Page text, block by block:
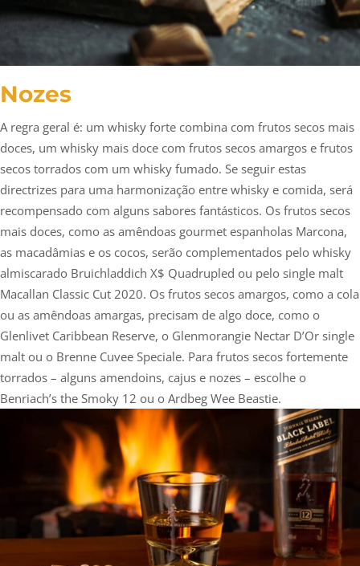
Nozes
A regra geral é: um whisky forte combina com frutos secos mais
doces, um whisky mais doce com frutos secos amargos e frutos
secos torrados com um whisky fumado. Se seguir estas
directrizes para uma harmonização entre whisky e comida, será
recompensado com alguns sabores fantásticos. Os frutos secos
mais doces, como as amêndoas gourmet espanholas Marcona,
as macadâmias e os cocos, serão complementados pelo whisky
almiscarado Bruichladdich X$ Quadrupled ou pelo single malt
Macallan Classic Cut 2020. Os frutos secos amargos, como a cola
ou as amêndoas amargas, precisam de algo doce, como o
Glenlivet Caribbean Reserve, o Glenmorangie Nectar D’Or single
malt ou o Brenne Cuvee Speciale. Para frutos secos fortemente
torrados – alguns amendoins, cajus e nozes – escolhe o
Benriach’s the Smoky 12 ou o Ardbeg Wee Beastie.